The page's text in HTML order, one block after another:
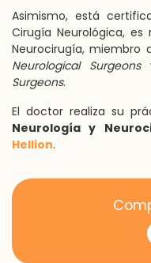
Asimismo, está
Cirugía Neurológica,
Neurocirugía, miembro
Neurological Surgeons
Surgeons.
El doctor realiza su
Neurología y
Hellion.